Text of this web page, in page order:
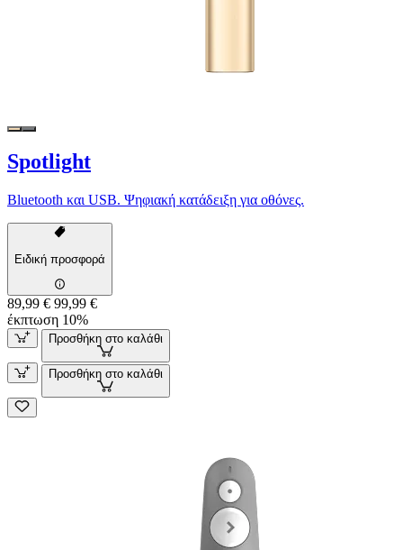
Spotlight
Bluetooth και USB. Ψηφιακή κατάδειξη για οθόνες.
Ειδική προσφορά
89,99 € 99,99 €
έκπτωση 10%
Προσθήκη στο καλάθι
Προσθήκη στο καλάθι